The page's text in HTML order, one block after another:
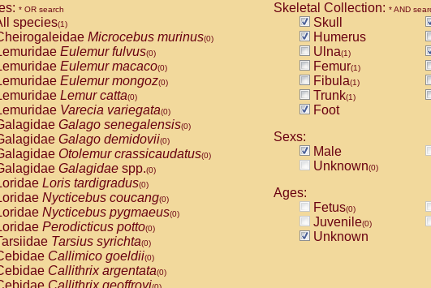
* OR search
species(1)
Microcebus murinus(0)
Eulemur fulvus(0)
Eulemur macaco(0)
Eulemur mongoz(0)
Lemur catta(0)
Varecia variegata(0)
Galago senegalensis(0)
Galago demidovii(0)
Otolemur crassicaudatus(0)
Galagidae spp.(0)
Loris tardigradus(0)
Nycticebus coucang(0)
Nycticebus pygmaeus(0)
Perodicticus potto(0)
Tarsius syrichta(0)
Callimico goeldii(0)
Callithrix argentata(0)
Callithrix geoffroyi
Skeletal Collection: * AND
Skull
Humerus
Ulna(1)
Femur(1)
Fibula(1)
Trunk(1)
Foot
Sexs:
Male
Unknown(0)
Ages:
Fetus(0)
Juvenile(0)
Unknown